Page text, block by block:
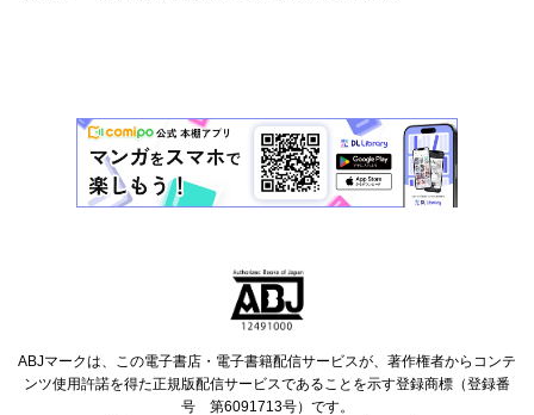
ABJマークは、この電子書店・電子書籍配信サービスが、著作権者からコンテ
ンツ使用許諾を得た正規版配信サービスであることを示す登録商標（登録番
号 第6091713号）です。